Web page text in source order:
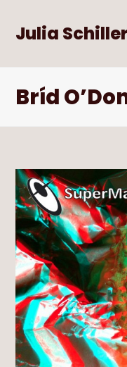
Julia Schiller
Bríd